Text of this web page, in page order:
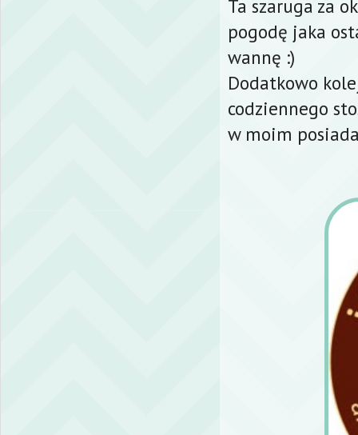
Ta szaruga za
pogodę jaka
wannę :)
Dodatkowo
codziennego
w moim